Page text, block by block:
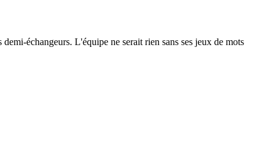
échangeurs. L'équipe ne serait rien sans ses jeux de mots